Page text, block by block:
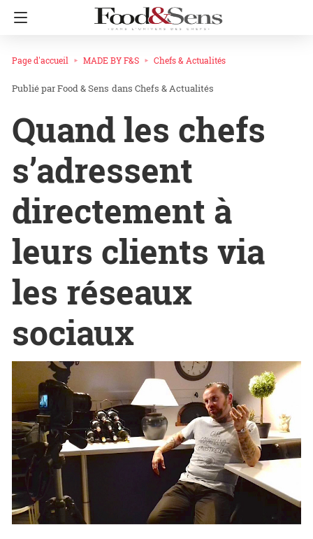
Page d'accueil MADE BY F&S Chefs & Actualités
Food & Sens dans Chefs & Actualités
Quand les chefs
s’adressent
directement à
leurs clients via
les réseaux
sociaux